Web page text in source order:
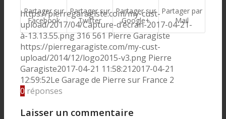
Partager sur
Facebook
Partager sur
Twitter
Partager sur
Google+
Partager par
Mail
https://pierregaragiste.com/my-cust-
upload/2017/04/Capture-d’écran-2017-04-21-
à-13.13.55.png316561Pierre Garagiste
https://pierregaragiste.com/my-cust-
upload/2014/12/logo2015-v3.png Pierre
Garagiste2017-04-21 11:58:212017-04-21
12:59:52Le Garage de Pierre sur France 2
0 réponses
Laisser un commentaire